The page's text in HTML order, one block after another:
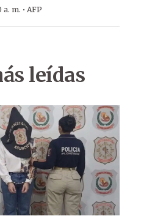
señalización de tránsito en Corpus
a. m. · AFP
leídas